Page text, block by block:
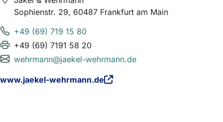
Sophienstr. 29, 60487 Frankfurt am Main
+49 (69) 719 15 80
+49 (69) 7191 58 20
wehrmann@jaekel-wehrmann.de
www.jaekel-wehrmann.de